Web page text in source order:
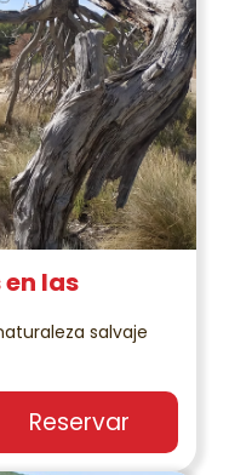
las
salvaje
Reservar